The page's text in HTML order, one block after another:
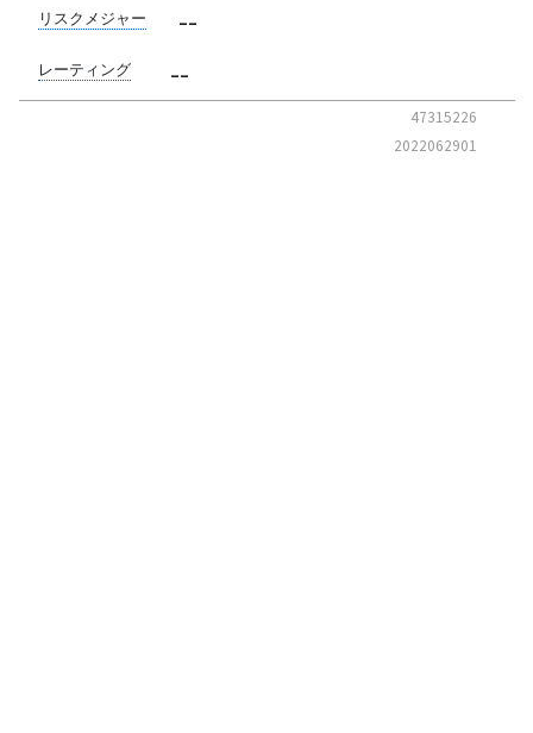
リスクメジャー --
レーティング --
47315226
2022062901